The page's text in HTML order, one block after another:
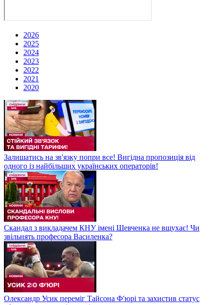
2026
2025
2024
2023
2022
2021
2020
Залишатись на зв'язку попри все! Вигідна пропозиція від
одного із найбільших українських операторів!
Скандал з викладачем КНУ імені Шевченка не вщухає! Чи
звільнять професора Василенка?
Олександр Усик переміг Тайсона Ф'юрі та захистив статус